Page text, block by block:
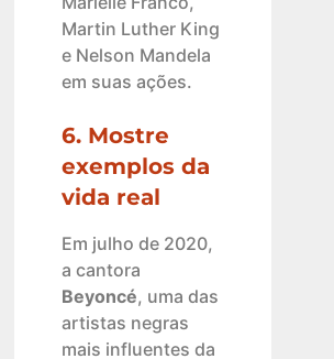
Martin Luther King
e Nelson Mandela
em suas ações.
6. Mostre
exemplos da
vida real
Em julho de 2020,
a cantora
Beyoncé, uma das
artistas negras
mais influentes da